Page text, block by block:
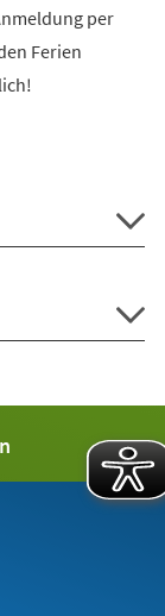
per
Ferien